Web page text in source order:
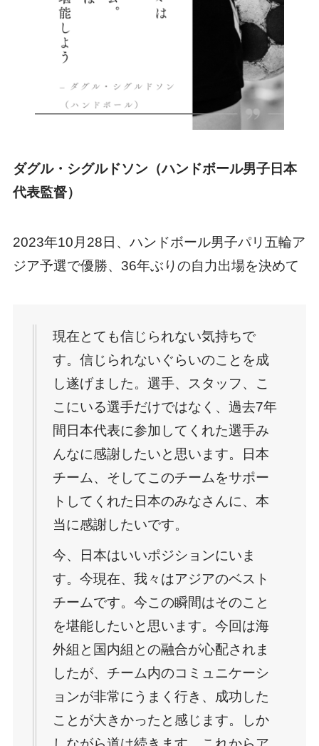
ダグル・シグルドソン（ハンドボール男子日本
代表監督）
2023年10月28日、ハンドボール男子パリ五輪ア
ジア予選で優勝、36年ぶりの自力出場を決めて
現在とても信じられない気持ちで
す。信じられないぐらいのことを成
し遂げました。選手、スタッフ、こ
こにいる選手だけではなく、過去7年
間日本代表に参加してくれた選手み
んなに感謝したいと思います。日本
チーム、そしてこのチームをサポー
トしてくれた日本のみなさんに、本
当に感謝したいです。
今、日本はいいポジションにいま
す。今現在、我々はアジアのベスト
チームです。今この瞬間はそのこと
を堪能したいと思います。今回は海
外組と国内組との融合が心配されま
したが、チーム内のコミュニケーシ
ョンが非常にうまく行き、成功した
ことが大きかったと感じます。しか